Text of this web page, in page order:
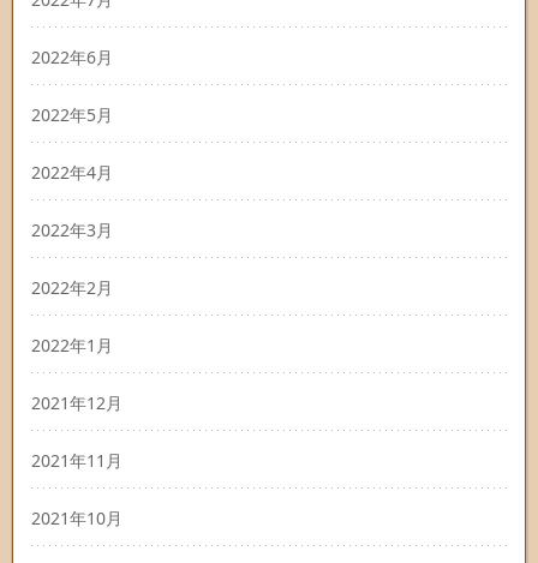
2022年6月
2022年5月
2022年4月
2022年3月
2022年2月
2022年1月
2021年12月
2021年11月
2021年10月